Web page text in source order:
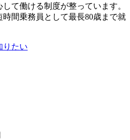
て働ける制度が整っています。
間乗務員として最長80歳まで就
りたい